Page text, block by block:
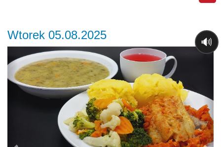
Wtorek 05.08.2025
Previous
🔊